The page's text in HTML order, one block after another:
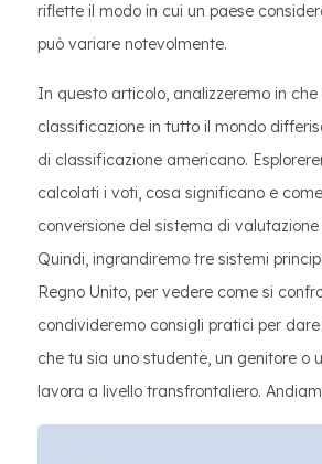
riflette il modo in cui un paese
può variare notevolmente.
In questo articolo, analizzeremo in
classificazione in tutto il mondo
di classificazione americano.
calcolati i voti, cosa significano e
conversione del sistema di
Quindi, ingrandiremo tre sistemi
Regno Unito, per vedere come si
condivideremo consigli pratici per
che tu sia uno studente, un genitore o
lavora a livello transfrontaliero.